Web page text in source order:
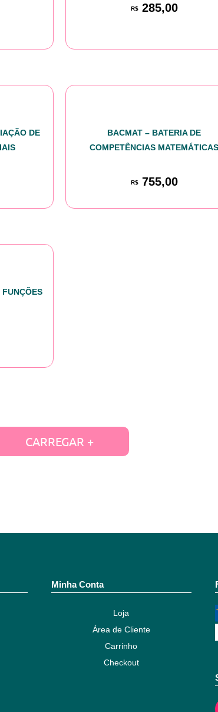
R$285,00
DE
BACMAT – BATERIA DE
COMPETÊNCIAS MATEMÁTICAS
R$755,00
CARREGAR +
Minha Conta
Loja
Área de Cliente
Carrinho
Checkout